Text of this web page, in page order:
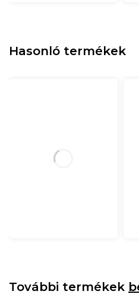
Hasonló termékek
További termékek